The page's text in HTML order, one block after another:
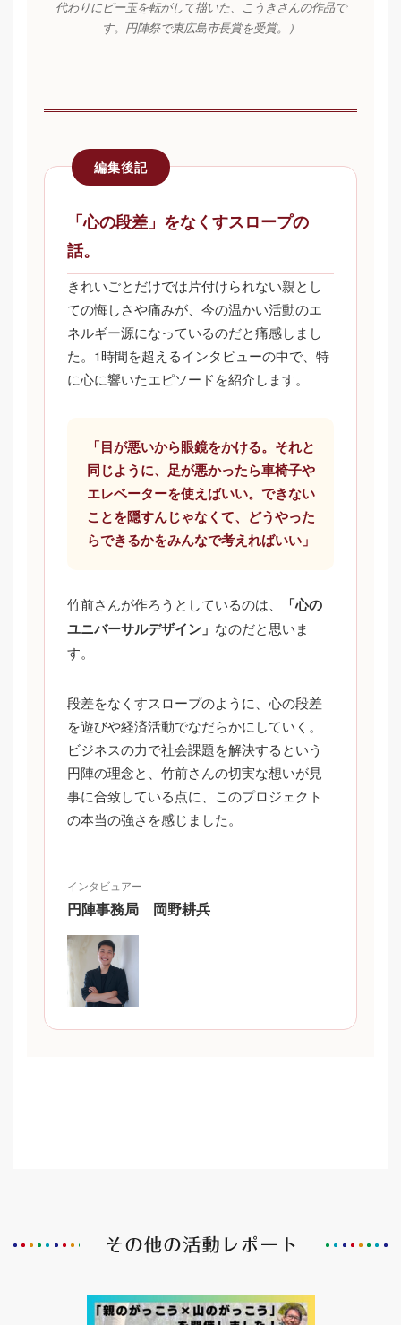
代わりにビー玉を転がして描いた、こうきさんの作品で
す。円陣祭で東広島市長賞を受賞。）
編集後記
「心の段差」をなくすスロープの
話。
きれいごとだけでは片付けられない親とし
ての悔しさや痛みが、今の温かい活動のエ
ネルギー源になっているのだと痛感しまし
た。1時間を超えるインタビューの中で、特
に心に響いたエピソードを紹介します。
「目が悪いから眼鏡をかける。それと
同じように、足が悪かったら車椅子や
エレベーターを使えばいい。できない
ことを隠すんじゃなくて、どうやった
らできるかをみんなで考えればいい」
竹前さんが作ろうとしているのは、
「心の
ユニバーサルデザイン」 なのだと思いま
す。
段差をなくすスロープのように、心の段差
を遊びや経済活動でなだらかにしていく。
ビジネスの力で社会課題を解決するという
円陣の理念と、竹前さんの切実な想いが見
事に合致している点に、このプロジェクト
の本当の強さを感じました。
インタビュアー
円陣事務局 岡野耕兵